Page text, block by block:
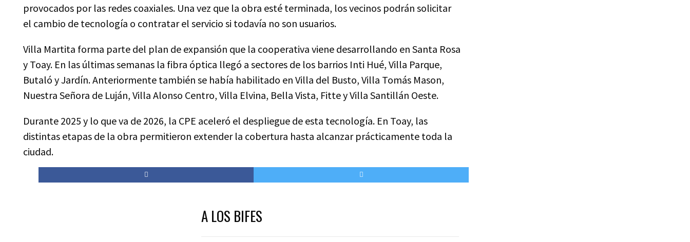
provocados por las redes coaxiales. Una vez que la obra esté terminada, los vecinos podrán solicitar
el cambio de tecnología o contratar el servicio si todavía no son usuarios.
Villa Martita forma parte del plan de expansión que la cooperativa viene desarrollando en Santa Rosa
y Toay. En las últimas semanas la fibra óptica llegó a sectores de los barrios Inti Hué, Villa Parque,
Butaló y Jardín. Anteriormente también se había habilitado en Villa del Busto, Villa Tomás Mason,
Nuestra Señora de Luján, Villa Alonso Centro, Villa Elvina, Bella Vista, Fitte y Villa Santillán Oeste.
Durante 2025 y lo que va de 2026, la CPE aceleró el despliegue de esta tecnología. En Toay, las
distintas etapas de la obra permitieron extender la cobertura hasta alcanzar prácticamente toda la
ciudad.
A LOS BIFES